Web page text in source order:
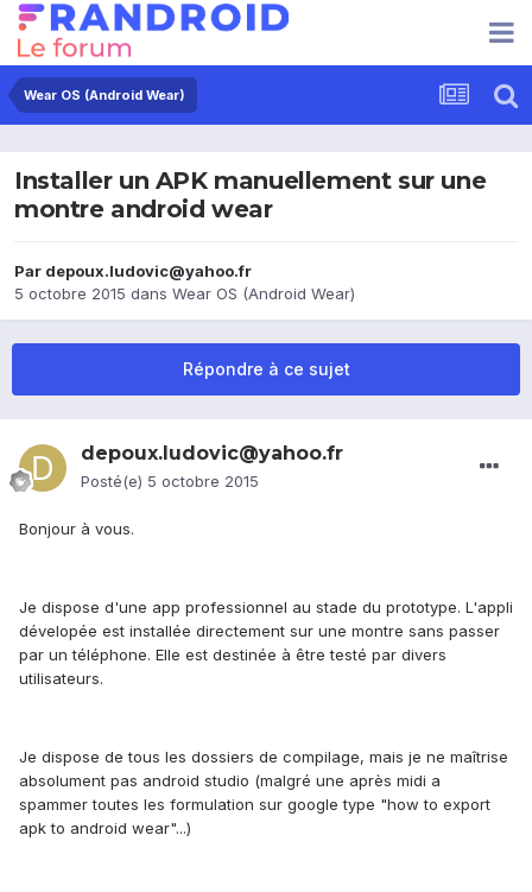
Wear OS (Android Wear)
Installer un APK manuellement sur une
montre android wear
Par depoux.ludovic@yahoo.fr
5 octobre 2015 dans Wear OS (Android Wear)
Répondre à ce sujet
depoux.ludovic@yahoo.fr
Posté(e) 5 octobre 2015
Bonjour à vous.
Je dispose d'une app professionnel au stade du prototype. L'appli
dévelopée est installée directement sur une montre sans passer
par un téléphone. Elle est destinée à être testé par divers
utilisateurs.
Je dispose de tous les dossiers de compilage, mais je ne maîtrise
absolument pas android studio (malgré une après midi a
spammer toutes les formulation sur google type "how to export
apk to android wear"...)